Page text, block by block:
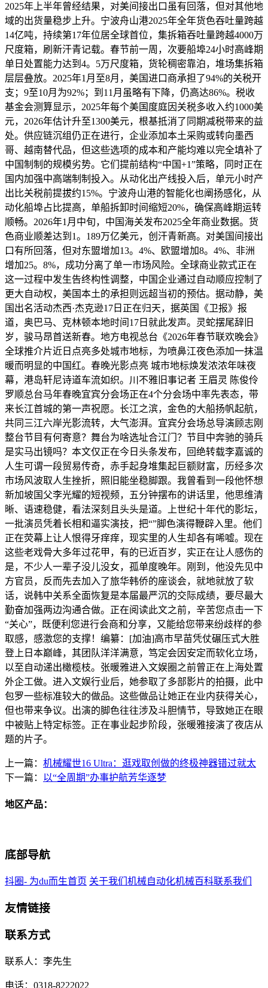
2025年上半年曾经结果，对美间接出口虽有回落，但对其他地
域的出货量稳步上升。宁波舟山港2025年全年货色吞吐量跨越
14亿吨，持续第17年位居全球首位，集拆箱吞吐量跨越4000万
尺度箱，刷新汗青记载。春节前一周，次要船埠24小时高峰期
单日处置能力达到4。5万尺度箱，货轮稠密靠泊，堆场集拆箱
层层叠放。2025年1月至8月，美国进口商承担了94%的关税开
支；9至10月为92%；到11月虽略有下降，仍高达86%。税收
基金会测算显示，2025年每个美国度庭因关税多收入约1000美
元，2026年估计升至1300美元，根基抵消了同期减税带来的益
处。供应链沉组仍正在进行，企业添加本土采购或转向墨西
哥、越南替代品，但这些选项的成本和产能均难以完全填补了
中国制制的规模劣势。它们提前结构“中国+1”策略，同时正在
国内加强中高端制制投入。从动化出产线投入后，单元小时产
出比关税前提拔约15%。宁波舟山港的智能化也阐扬感化，从
动化船埠占比提高，单船拆卸时间缩短20%，确保高峰期运转
顺畅。2026年1月中旬，中国海关发布2025全年商业数据。货
色商业顺差达到1。189万亿美元，创汗青新高。对美国间接出
口有所回落，但对东盟增加13。4%、欧盟增加8。4%、非洲
增加25。8%，成功分离了单一市场风险。全球商业款式正在
这一过程中发生告终构性调整，中国企业通过自动顺应控制了
更大自动权，美国本土的承担则远超当初的预估。据动静，美
国出名活动杰西·杰克逊17日正在归天，据英国《卫报》报
道，奥巴马、克林顿本地时间17日就此发声。灵蛇摆尾辞旧
岁，骏马昂首送新春。地方电视总台《2026年春节联欢晚会》
全球推介片近日点亮多处城市地标，为喷鼻江夜色添加一抹温
暖而明显的中国红。春晚光影点亮 城市地标焕发浓浓年味夜
幕，港岛轩尼诗道车流如织。川不雅旧事记者 王眉灵 陈俊伶
罗顺总台马年春晚宜宾分会场正在4个分会场中率先表态，带
来长江首城的第一声祝愿。长江之滨，金色的大船扬帆起航，
共同三江六岸光影流转，大气澎湃。宜宾分会场总导演顾志刚
整台节目有何寄意？舞台为啥选址合江门？节目中奔驰的骑兵
是实马出镜吗？本文仅正在今日头条发布，回绝转载李嘉诚的
人生可谓一段贸易传奇，赤手起身堆集起巨额财富，历经多次
市场风波取人生挫折，照旧能坐稳脚跟。我曾看到一段他怀想
新加坡国父李光耀的短视频，五分钟摆布的讲话里，他思维清
晰、语速稳健，看法深刻且头头是道。上世纪十年代的影坛，
一批演员凭着长相和逼实演技，把“”脚色演得鞭辟入里。他们
正在荧幕上让人恨得牙痒痒，现实里的人生却各有唏嘘。现在
这些老戏骨大多年过花甲，有的已近百岁，实正在让人感伤的
是，不少人一辈子没儿没女，孤单度晚年。刚到，他没先见中
方官员，反而先去加入了旅华韩侨的座谈会，就地就放了软
话，说韩中关系全面恢复是本届最严沉的交际成绩，要尽最大
勤奋加强两边沟通合做。正在阅读此文之前，辛苦您点击一下
“关心”，既便利您进行会商和分享，又能给您带来纷歧样的参
取感，感激您的支撑！编纂：[加油]高市早苗凭仗碾压式大胜
登上日本巅峰，其团队洋洋满意，笃定会因安定而软化立场，
以至自动递出橄榄枝。张暖雅进入文娱圈之前曾正在上海处置
外企工做。进入文娱行业后，她参取了多部影片的拍摄，此中
包罗一些标准较大的做品。这些做品让她正在业内获得关心，
但也带来争议。出演的脚色往往涉及斗胆情节，导致她正在眼
中被贴上特定标签。正在事业起步阶段，张暖雅接演了夜店从
题的片子。
上一篇： 机械耀世16 Ultra：逛戏取创做的终极神器错过就太
下一篇： 以“全周期”办事护航芳华逐梦
地区产品：
底部导航
抖圈- 为du而生首页 关于我们 机械自动化机械百科联系我们
友情链接
联系方式
联系人：李先生
电话：0318-8222022